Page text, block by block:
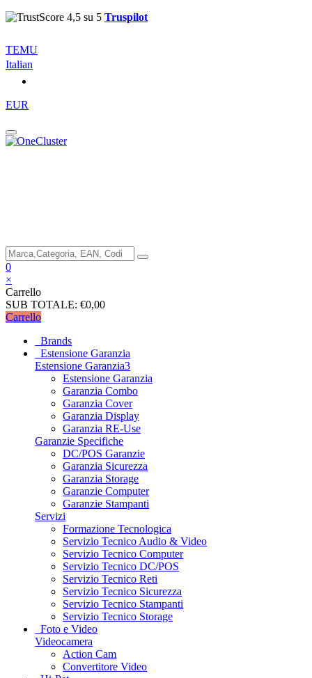
Truspilot
TEMU
Italian
EUR
0
×
Carrello
SUB TOTALE: €0,00
Carrello
Brands
Estensione Garanzia
Estensione Garanzia3
Estensione Garanzia
Garanzia Combo
Garanzia Cover
Garanzia Display
Garanzia RE-Use
Garanzie Specifiche
DC/POS Garanzie
Garanzia Sicurezza
Garanzia Storage
Garanzie Computer
Garanzie Stampanti
Servizi
Formazione Tecnologica
Servizio Tecnico Audio & Video
Servizio Tecnico Computer
Servizio Tecnico DC/POS
Servizio Tecnico Reti
Servizio Tecnico Sicurezza
Servizio Tecnico Stampanti
Servizio Tecnico Storage
Foto e Video
Videocamera
Action Cam
Convertitore Video